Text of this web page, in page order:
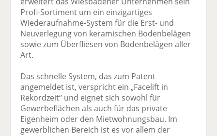
o
o
k
te
il
di
te
il
e
v
n
d
Profi-Sortiment um ein einzigartiges
Wiederaufnahme-System für die Erst- und
Neuverlegung von keramischen Bodenbelägen
sowie zum Überfliesen von Bodenbelägen aller
Art.
Das schnelle System, das zum Patent
angemeldet ist, verspricht ein „Facelift in
Rekordzeit“ und eignet sich sowohl für
Gewerbeflächen als auch für das private
Eigenheim oder den Mietwohnungsbau. Im
gewerblichen Bereich ist es vor allem der